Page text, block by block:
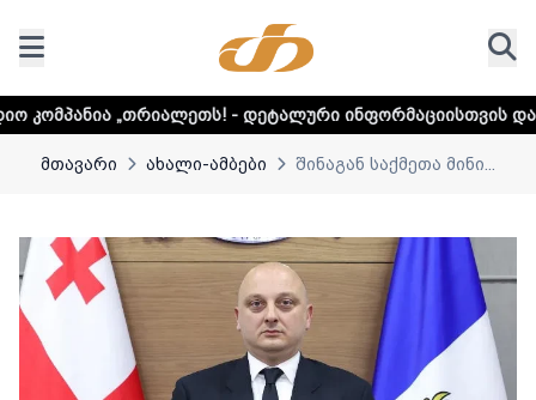
- დეტალური ინფორმაციისთვის დააკლიკეთ ლინკს
მთავარი ახალი-ამბები შინაგან საქმეთა მინი...